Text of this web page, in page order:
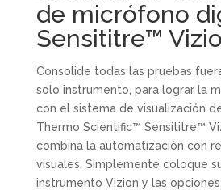
de micrófono
Sensititre™
Consolide todas las pruebas
solo instrumento, para lograr la
con el sistema de visualización
Thermo Scientific™ Sensititre™
combina la automatización con
visuales. Simplemente coloque
instrumento Vizion y las